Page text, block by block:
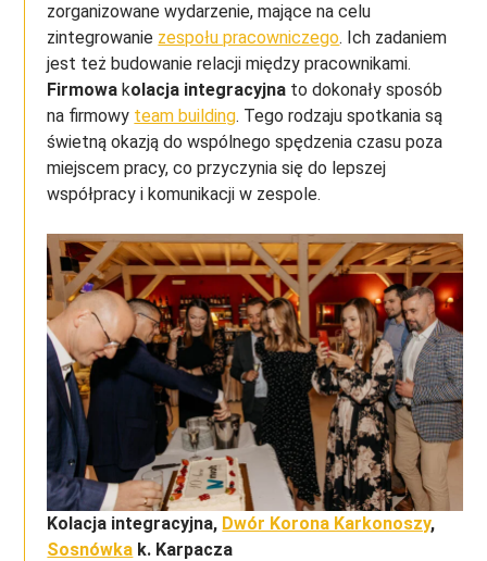
zorganizowane wydarzenie, mające na celu
zintegrowanie zespołu pracowniczego. Ich zadaniem
jest też budowanie relacji między pracownikami.
Firmowa kolacja integracyjna to dokonały sposób
na firmowy team building. Tego rodzaju spotkania są
świetną okazją do wspólnego spędzenia czasu poza
miejscem pracy, co przyczynia się do lepszej
współpracy i komunikacji w zespole.
Kolacja integracyjna, Dwór Korona Karkonoszy,
Sosnówka k. Karpacza